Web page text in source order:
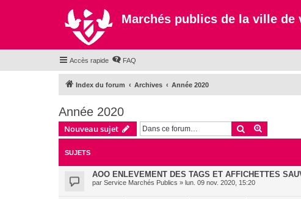
Marchés publics de la ville de
Accès rapide FAQ
Index du forum Archives Année 2020
Année 2020
Nouveau sujet Rechercher
SUJETS
AOO ENLEVEMENT DES TAGS ET AFFICHETTES
par Service Marchés Publics » lun. 09 nov. 2020, 15:20